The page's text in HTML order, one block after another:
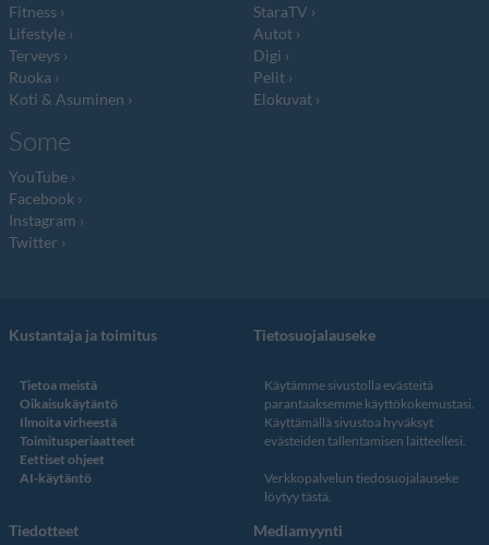
Fitness
Lifestyle
Terveys
Ruoka
Koti & Asuminen
StaraTV
Autot
Digi
Pelit
Elokuvat
Some
YouTube
Facebook
Instagram
Twitter
Kustantaja ja toimitus
Tietoa meistä
Oikaisukäytäntö
Ilmoita virheestä
Toimitusperiaatteet
Eettiset ohjeet
AI-käytäntö
Tietosuojalauseke
Käytämme sivustolla evästeitä
parantaaksemme käyttökokemustasi.
Käyttämällä sivustoa hyväksyt
evästeiden tallentamisen laitteellesi.
Verkkopalvelun tiedosuojalauseke
löytyy tästä
Tiedotteet Mediamyynti